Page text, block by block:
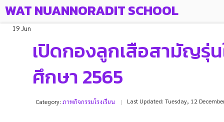
WAT NUANNORADIT SCHOOL
19 Jun
เปิดกองลูกเสือสามัญรุ่
ศึกษา 2565
Category: ภาพกิจกรรมโรงเรียน Last Updated: Tuesday, 12